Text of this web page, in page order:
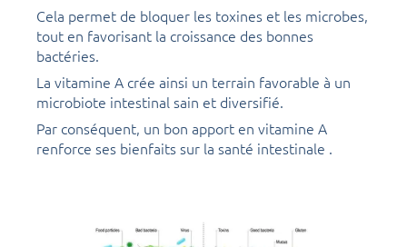
Cela permet de bloquer les toxines et les microbes,
tout en favorisant la croissance des bonnes
bactéries.
La vitamine A crée ainsi un terrain favorable à un
microbiote intestinal sain et diversifié.
Par conséquent, un bon apport en vitamine A
renforce ses bienfaits sur la santé intestinale .